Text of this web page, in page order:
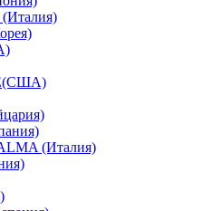
(Италия)